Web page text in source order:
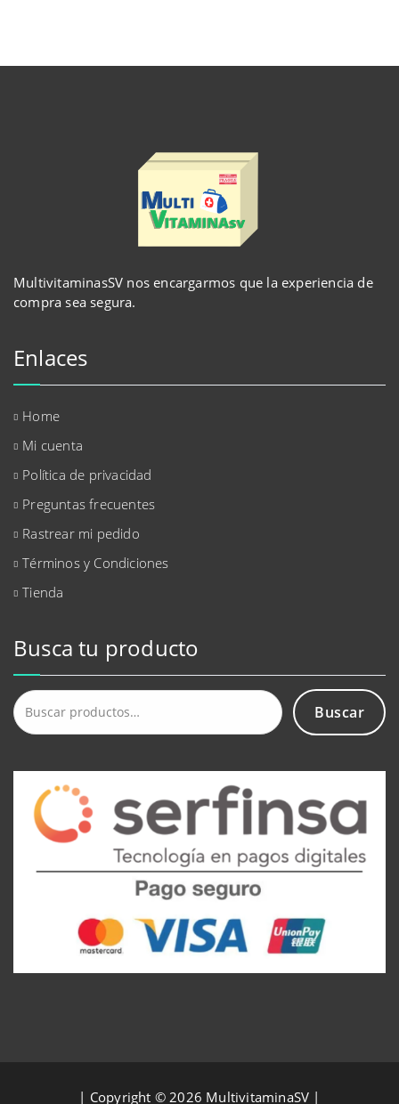
MultivitaminasSV nos encargarmos que la experiencia de
compra sea segura.
Enlaces
Home
Mi cuenta
Política de privacidad
Preguntas frecuentes
Rastrear mi pedido
Términos y Condiciones
Tienda
Busca tu producto
Buscar
por:
Buscar
| Copyright © 2026 MultivitaminaSV |